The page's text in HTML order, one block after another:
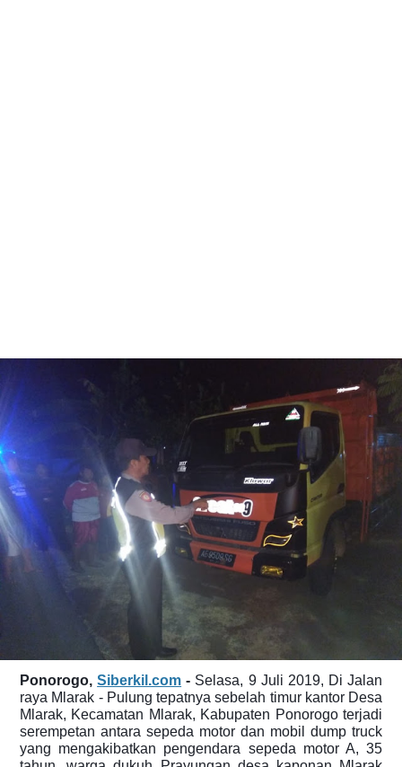
Ponorogo,Siberkil.com - Selasa, 9 Juli 2019, Di Jalan
raya Mlarak - Pulung tepatnya sebelah timur kantor Desa
Mlarak, Kecamatan Mlarak, Kabupaten Ponorogo terjadi
serempetan antara sepeda motor dan mobil dump truck
yang mengakibatkan pengendara sepeda motor A, 35